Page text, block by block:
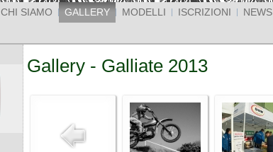
CHI SIAMO GALLERY MODELLI ISCRIZIONI NEWS
Gallery - Galliate 2013